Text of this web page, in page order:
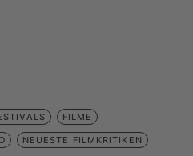
FILME
NEUESTE FILMKRITIKEN